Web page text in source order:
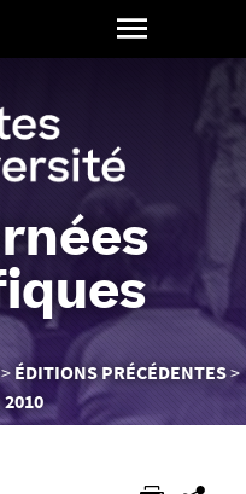
ÉDITIONS PRÉCÉDENTES